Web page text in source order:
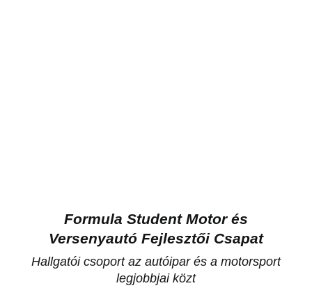
Formula Student Motor és
Versenyautó Fejlesztői Csapat
Hallgatói csoport az autóipar és a motorsport
legjobbjai közt